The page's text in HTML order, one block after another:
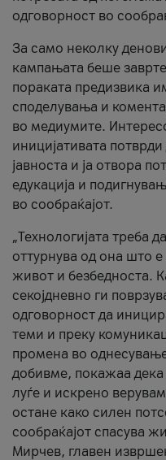
одговорност во
За само неколку
кампањата беше
пораката предизвика
споделувања и
во медиумите.
иницијативата
јавноста и ја отвора
едукација и
во сообраќајот.
„Технологијата треба
оттурнува од она што
живот и безбедноста.
секојдневно ги
одговорност да
теми и преку
промена во
добивме, покажаа
луѓе и искрено
остане како силен
сообраќајот спасува
Мирчев, главен